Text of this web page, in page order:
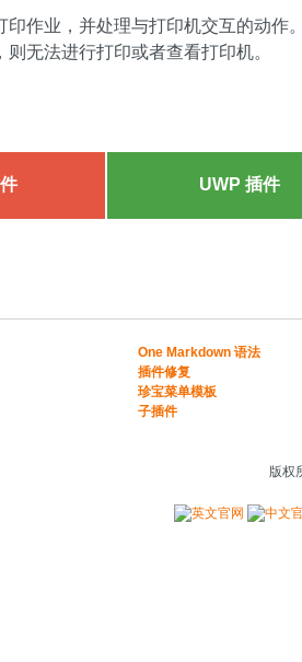
印作业，并处理与打印机交互的动作
无法进行打印或者查看打印机。
UWP 插件
One Markdown 语法
插件修复
珍宝菜单模板
子插件
版权